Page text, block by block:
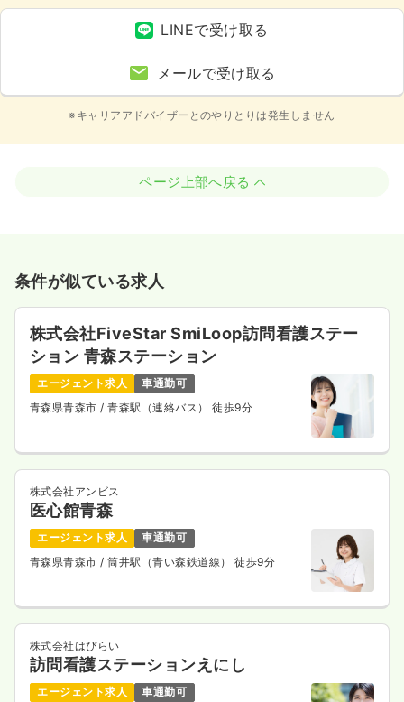
LINEで受け取る
メールで受け取る
※キャリアアドバイザーとのやりとりは発生しません
ページ上部へ戻る
条件が似ている求人
株式会社FiveStar SmiLoop訪問看護ステー
ション 青森ステーション
エージェント求人
車通勤可
青森県青森市 / 青森駅（連絡バス） 徒歩9分
株式会社アンビス
医心館青森
エージェント求人
車通勤可
青森県青森市 / 筒井駅（青い森鉄道線） 徒歩9分
株式会社はぴらい
訪問看護ステーションえにし
エージェント求人
車通勤可